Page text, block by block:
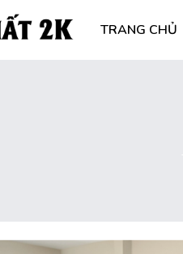
TRANG CHỦ